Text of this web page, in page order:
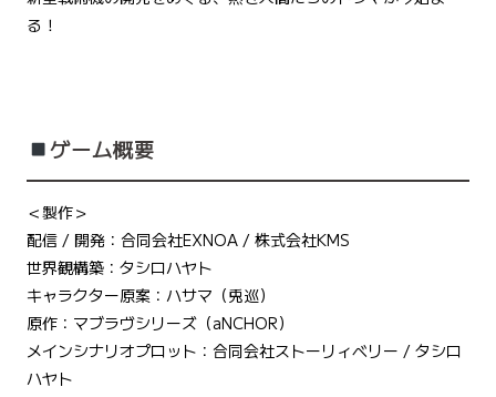
る！
ゲーム概要
＜製作＞
配信 / 開発：合同会社EXNOA / 株式会社KMS
世界観構築：タシロハヤト
キャラクター原案：ハサマ（兎巡）
原作：マブラヴシリーズ（aNCHOR）
メインシナリオプロット：合同会社ストーリィベリー / タシロ
ハヤト